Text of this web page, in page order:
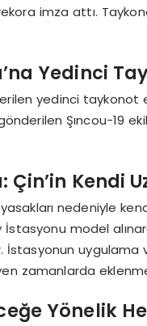
imza attı.
Yedinci
yedinci taykonot
Şıncou-19
Kendi
yasakları nedeniyle
model
İstasyonun
zamanlarda
Yönelik